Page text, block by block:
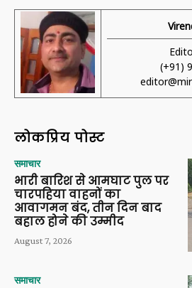
(+91)
लोकप्रिय पोस्ट
समाचार
भारी बारिश से आमघाट पुल पर
चारपहिया वाहनों का
आवागमन बंद, तीन दिन बाद
बहाल होने की उम्मीद
August 7, 2026
समाचार